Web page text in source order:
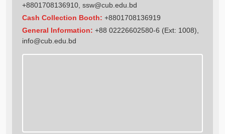
+8801708136910 ssw@cub.edu.bd
Cash Collection Booth: +8801708136919
General Information: +88 02226602580-6 (Ext: 1008),
info@cub.edu.bd